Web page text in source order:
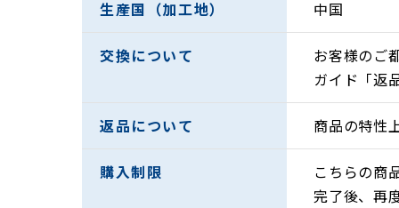
生産国（加工地） 中国
交換について
お客様のご
ガイド「返
返品について 商品の特性
購入制限
こちらの商
完了後、再